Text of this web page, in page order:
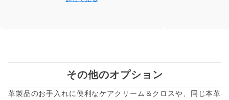
その他のオプション
革製品のお手入れに便利なケアクリーム＆クロスや、同じ本革